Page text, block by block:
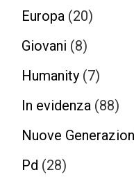
Europa (20)
Giovani (8)
Humanity (7)
In evidenza (88)
Nuove
Pd (28)